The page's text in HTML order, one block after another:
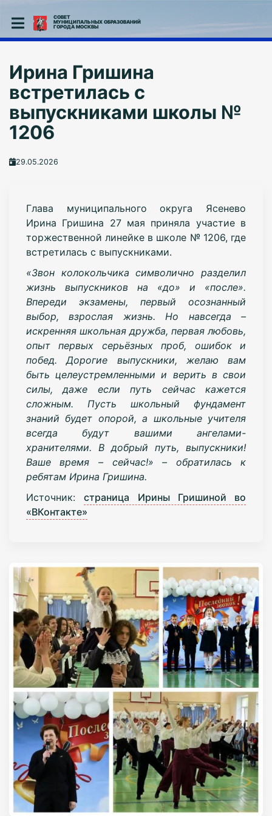
СОВЕТ
МУНИЦИПАЛЬНЫХ ОБРАЗОВАНИЙ
ГОРОДА МОСКВЫ
Ирина Гришина
встретилась с
выпускниками школы №
1206
29.05.2026
Глава муниципального округа Ясенево
Ирина Гришина 27 мая приняла участие в
торжественной линейке в школе № 1206, где
встретилась с выпускниками.
«Звон колокольчика символично разделил
жизнь выпускников на «до» и «после».
Впереди экзамены, первый осознанный
выбор, взрослая жизнь. Но навсегда –
искренняя школьная дружба, первая любовь,
опыт первых серьёзных проб, ошибок и
побед. Дорогие выпускники, желаю вам
быть целеустремленными и верить в свои
силы, даже если путь сейчас кажется
сложным. Пусть школьный фундамент
знаний будет опорой, а школьные учителя
всегда будут вашими ангелами-
хранителями. В добрый путь, выпускники!
Ваше время – сейчас!» – обратилась к
ребятам Ирина Гришина.
Источник:страница Ирины Гришиной во
«ВКонтакте»